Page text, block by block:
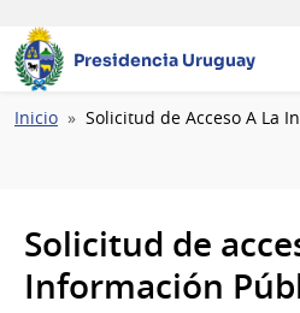
Presidencia Uruguay
Ruta
Inicio Solicitud de Acceso A La
Solicitud de
Información